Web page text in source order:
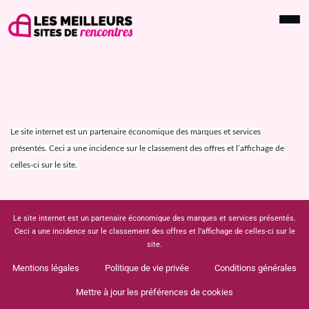
Le site internet est un partenaire économique des marques et services
présentés. Ceci a une incidence sur le classement des offres et l’affichage de
celles-ci sur le site.
Le site internet est un partenaire économique des marques et services présentés.
Ceci a une incidence sur le classement des offres et l’affichage de celles-ci sur le
site.
Mentions légales Politique de vie privée Conditions générales
Mettre à jour les préférences de cookies